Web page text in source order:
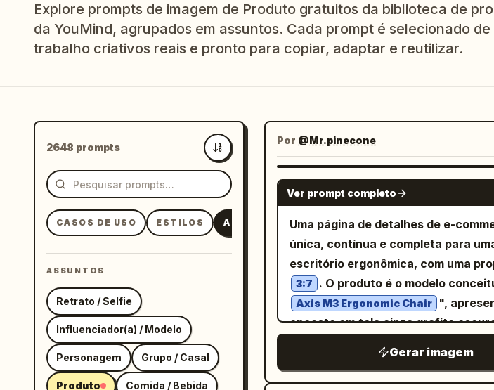
Explore prompts de imagem de Produto gratuitos da biblioteca de
da YouMind, agrupados em assuntos. Cada prompt é selecionado
trabalho criativos reais e pronto para copiar, adaptar e reutilizar.
2648 prompts
Mais recentes
CASOS DE USO ESTILOS ASSUNTOS
ASSUNTOS
Retrato / Selfie
Influenciador(a) / Modelo
Personagem Grupo / Casal
Produto Comida / Bebida
Por @Mr.pinecone
Ver prompt completo
Uma página de detalhes de e-
única, contínua e completa para
escritório ergonômica, com uma
3:7 . O produto é o modelo
Axis M3 Ergonomic Chair
",
encosto em tela cinza grafite
de cabeça visível, apoios de braço,
assento e suporte lombar,
Gerar imagem